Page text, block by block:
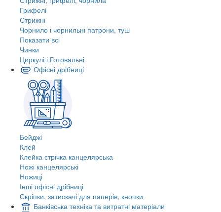
Грифелі
Стрижні
Чорнило і чорнильні патрони, туш
Показати всі
Чинки
Циркулі і Готовальні
Офісні дрібниці
Бейджі
Клей
Клейка стрічка канцелярська
Ножі канцелярські
Ножиці
Інші офісні дрібниці
Скріпки, затискачі для паперів, кнопки
Банківська техніка та витратні матеріали